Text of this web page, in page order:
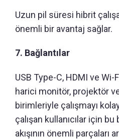
Uzun pil süresi hibrit
önemli bir avantaj sağlar.
7. Bağlantılar
USB Type-C, HDMI ve Wi-
harici monitör, projektör
birimleriyle çalışmayı
çalışan kullanıcılar için
akışının önemli parçaları